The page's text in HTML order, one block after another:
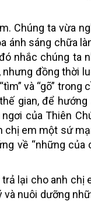
Chúng ta vừa
ánh sáng chữa
nhắc chúng ta
đồng thời
và “gõ” trong
gian, để hướng
của Thiên
chị em một sứ
về “những của
lại cho anh chị
và nuôi dưỡng